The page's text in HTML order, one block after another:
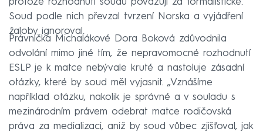
Soud podle nich převzal tvrzení Norska a vyjádření
žaloby ignoroval.
Právnička Michalákové Dora Boková zdůvodnila
odvolání mimo jiné tím, že nepravomocné rozhodnutí
ESLP je k matce nebývale kruté a nastoluje zásadní
otázky, které by soud měl vyjasnit. „Vznášíme
například otázku, nakolik je správné a v souladu s
mezinárodním právem odebrat matce rodičovská
práva za medializaci, aniž by soud vůbec zjišťoval, jak